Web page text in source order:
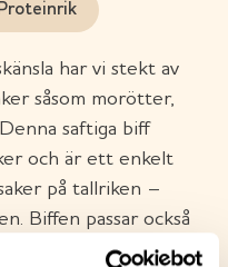
har vi stekt av
såsom morötter,
saftiga biff
och är ett enkelt
på tallriken –
Biffen passar också
Grönsaksbiffen